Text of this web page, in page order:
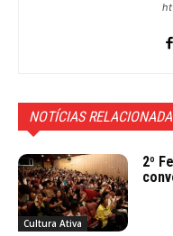
NOTÍCIAS
Cultura Ativa
2º